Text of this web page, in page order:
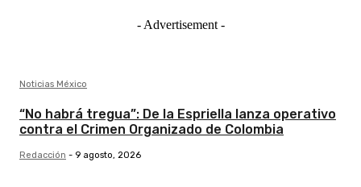
- Advertisement -
Noticias México
“No habrá tregua”: De la Espriella lanza operativo
contra el Crimen Organizado de Colombia
Redacción - 9 agosto, 2026